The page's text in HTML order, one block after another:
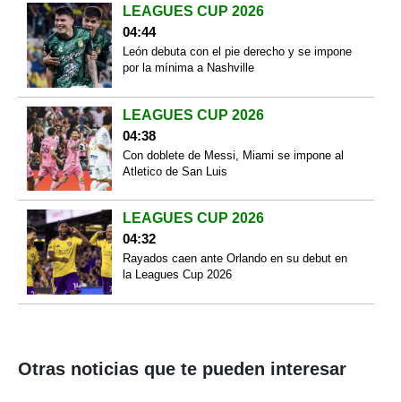
LEAGUES CUP 2026
04:44
León debuta con el pie derecho y se impone
por la mínima a Nashville
LEAGUES CUP 2026
04:38
Con doblete de Messi, Miami se impone al
Atletico de San Luis
LEAGUES CUP 2026
04:32
Rayados caen ante Orlando en su debut en
la Leagues Cup 2026
Otras noticias que te pueden interesar